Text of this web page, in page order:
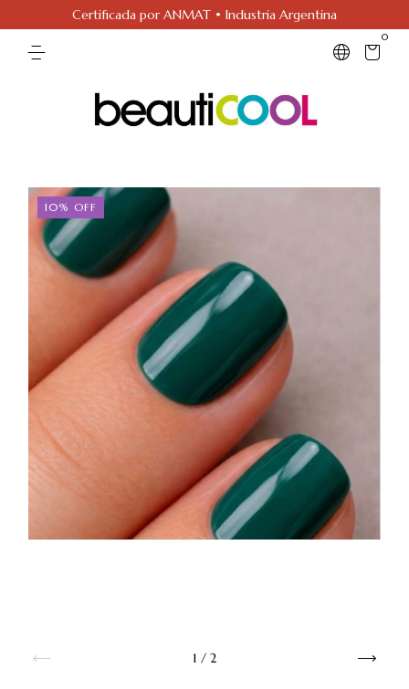
Certificada por ANMAT • Industria Argentina
0
10% OFF
1 / 2